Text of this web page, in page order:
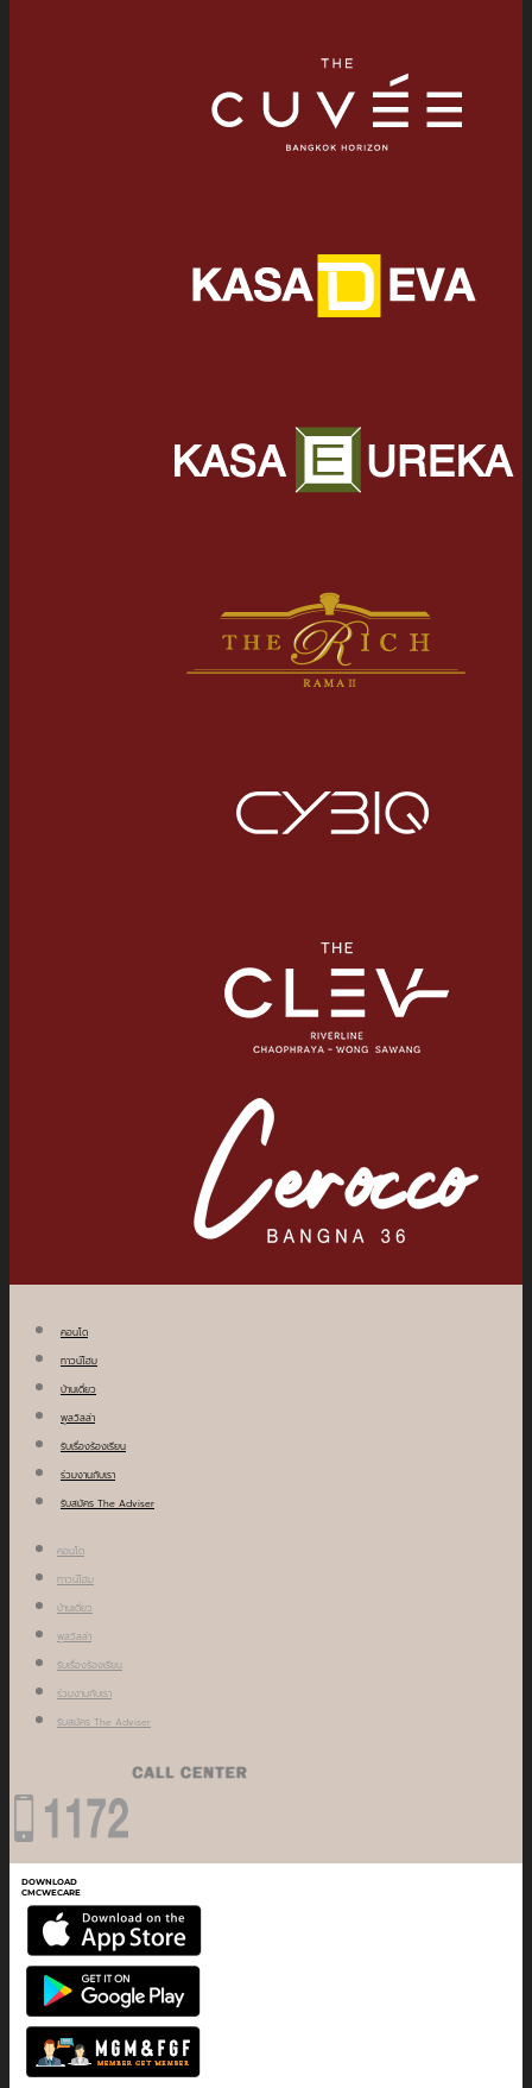
คอนโด
ทาวน์โฮม
บ้านเดี่ยว
พูลวิลล่า
รับเรื่องร้องเรียน
ร่วมงานกับเรา
รับสมัคร The Adviser
คอนโด
ทาวน์โฮม
บ้านเดี่ยว
พูลวิลล่า
รับเรื่องร้องเรียน
ร่วมงานกับเรา
รับสมัคร The Adviser
DOWNLOAD
CMCWECARE